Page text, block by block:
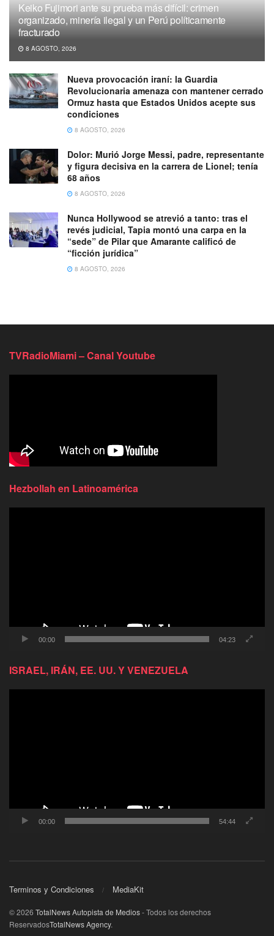
Keiko Fujimori ante su prueba más difícil: crimen
organizado, minería ilegal y un Perú políticamente
fracturado
8 AGOSTO, 2026
Nueva provocación iraní: la Guardia
Revolucionaria amenaza con mantener cerrado
Ormuz hasta que Estados Unidos acepte sus
condiciones
8 AGOSTO, 2026
Dolor: Murió Jorge Messi, padre, representante
y figura decisiva en la carrera de Lionel; tenía
68 años
8 AGOSTO, 2026
Nunca Hollywood se atrevió a tanto: tras el
revés judicial, Tapia montó una carpa en la
“sede” de Pilar que Amarante calificó de
“ficción jurídica”
8 AGOSTO, 2026
TVRadioMiami – Canal Youtube
Hezbollah en Latinoamérica
00:00 04:23
ISRAEL, IRÁN, EE. UU. Y VENEZUELA
00:00 54:44
Terminos y Condiciones MediaKit
© 2026 TotalNews Autopista de Medios- Todos los derechos
ReservadosTotalNews Agency.